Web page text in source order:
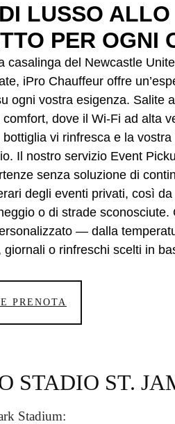
LUSSO
PER OGNI
casalinga del Newcastle
iPro Chauffeur offre
ogni vostra esigenza. Salite
dove il Wi‑Fi ad alta
vi rinfresca e la
Il nostro servizio Event
senza soluzione di
degli eventi privati, così da
o di strade
— dalla
o rinfreschi scelti in
PRENOTA
STADIO ST.
Stadium: